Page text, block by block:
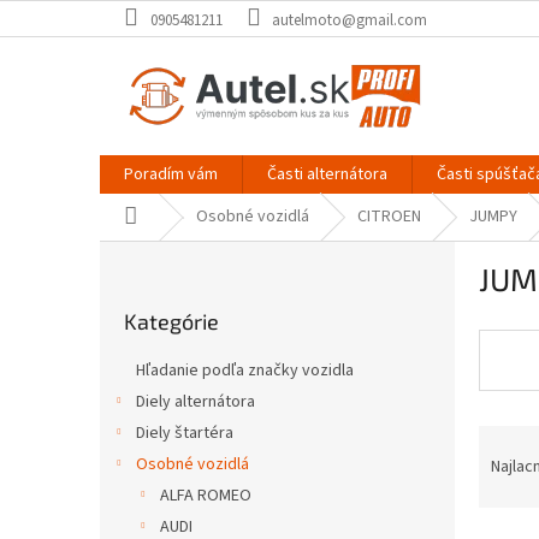
na
0905481211 autelmoto@gmail.com
Poradím vám Časti alternátora Časti
Domov Osobné vozidlá CITROEN JUMPY
kategórie
Kategórie
Hľadanie podľa značky vozidla
Diely alternátora
Diely štartéra
Osobné vozidlá
ALFA ROMEO
AUDI